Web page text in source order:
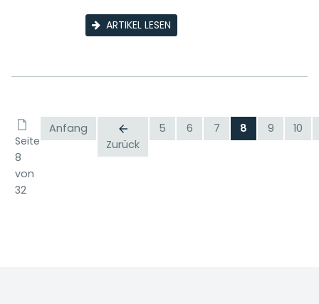
ARTIKEL LESEN
Seite
8
von
32
Anfang
Zurück
5 6 7 8 9 10